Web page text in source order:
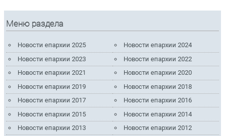
Меню раздела
Новости епархии 2025
Новости епархии 2024
Новости епархии 2023
Новости епархии 2022
Новости епархии 2021
Новости епархии 2020
Новости епархии 2019
Новости епархии 2018
Новости епархии 2017
Новости епархии 2016
Новости епархии 2015
Новости епархии 2014
Новости епархии 2013
Новости епархии 2012